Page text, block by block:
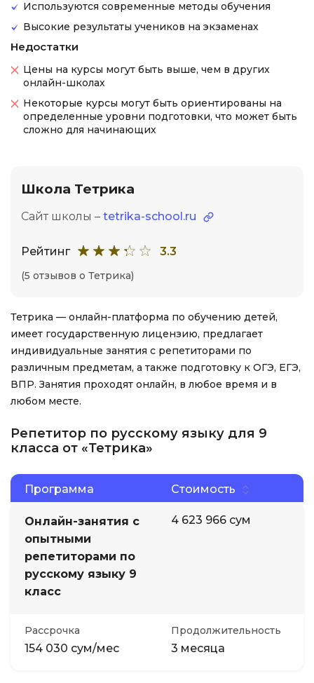
Используются современные методы обучения
Высокие результаты учеников на экзаменах
Недостатки
Цены на курсы могут быть выше, чем в других
онлайн-школах
Некоторые курсы могут быть ориентированы на
определенные уровни подготовки, что может быть
сложно для начинающих
Школа Тетрика
Сайт школы – tetrika-school.ru
Рейтинг 3.3
(5 отзывов о Тетрика)
Тетрика — онлайн-платформа по обучению детей,
имеет государственную лицензию, предлагает
индивидуальные занятия с репетиторами по
различным предметам, а также подготовку к ОГЭ, ЕГЭ,
ВПР. Занятия проходят онлайн, в любое время и в
любом месте.
Репетитор по русскому языку для 9
класса от «Тетрика»
Программа Стоимость
Онлайн-занятия с
опытными
репетиторами по
русскому языку 9
класс
4 623 966 сум
Рассрочка
154 030 сум/мес
Продолжительность
3 месяца